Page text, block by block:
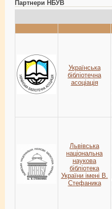
Партнери НБУВ
Українська
бібліотечна
асоціація
Львівська
національна
наукова
бібліотека
України імені В.
Стефаника